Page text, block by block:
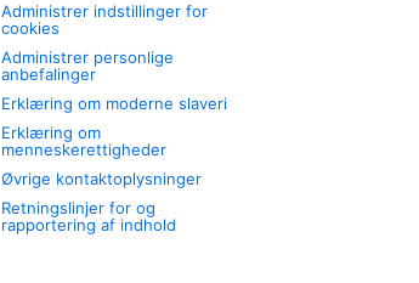
Administrer indstillinger for
cookies
Administrer personlige
anbefalinger
Erklæring om moderne slaveri
Erklæring om
menneskerettigheder
Øvrige kontaktoplysninger
Retningslinjer for og
rapportering af indhold